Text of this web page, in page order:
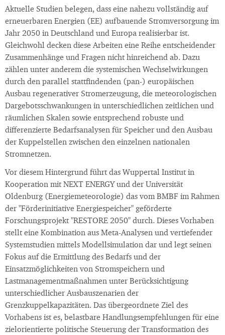
Aktuelle Studien belegen, dass eine nahezu vollständig auf
erneuerbaren Energien (EE) aufbauende Stromversorgung im
Jahr 2050 in Deutschland und Europa realisierbar ist.
Gleichwohl decken diese Arbeiten eine Reihe entscheidender
Zusammenhänge und Fragen nicht hinreichend ab. Dazu
zählen unter anderem die systemischen Wechselwirkungen
durch den parallel stattfindenden (pan-) europäischen
Ausbau regenerativer Stromerzeugung, die meteorologischen
Dargebotsschwankungen in unterschiedlichen zeitlichen und
räumlichen Skalen sowie entsprechend robuste und
differenzierte Bedarfsanalysen für Speicher und den Ausbau
der Kuppelstellen zwischen den einzelnen nationalen
Stromnetzen.
Vor diesem Hintergrund führt das Wuppertal Institut in
Kooperation mit NEXT ENERGY und der Universität
Oldenburg (Energiemeteorologie) das vom BMBF im Rahmen
der "Förderinitiative Energiespeicher" geförderte
Forschungsprojekt "RESTORE 2050" durch. Dieses Vorhaben
stellt eine Kombination aus Meta-Analysen und vertiefender
Systemstudien mittels Modellsimulation dar und legt seinen
Fokus auf die Ermittlung des Bedarfs und der
Einsatzmöglichkeiten von Stromspeichern und
Lastmanagementmaßnahmen unter Berücksichtigung
unterschiedlicher Ausbauszenarien der
Grenzkuppelkapazitäten. Das übergeordnete Ziel des
Vorhabens ist es, belastbare Handlungsempfehlungen für eine
zielorientierte politische Steuerung der Transformation des